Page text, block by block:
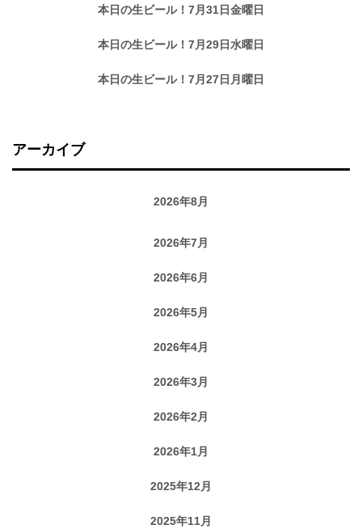
本日の生ビール！7月31日金曜日
本日の生ビール！7月29日水曜日
本日の生ビール！7月27日月曜日
アーカイブ
2026年8月
2026年7月
2026年6月
2026年5月
2026年4月
2026年3月
2026年2月
2026年1月
2025年12月
2025年11月